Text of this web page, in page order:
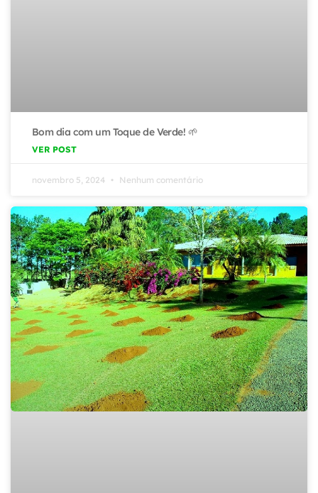
Bom dia com um Toque de Verde! 🌱
VER POST
novembro 5, 2024 Nenhum comentário